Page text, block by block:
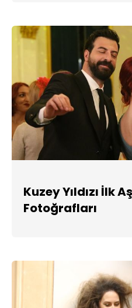
Kuzey Yıldızı İlk
Fotoğrafları